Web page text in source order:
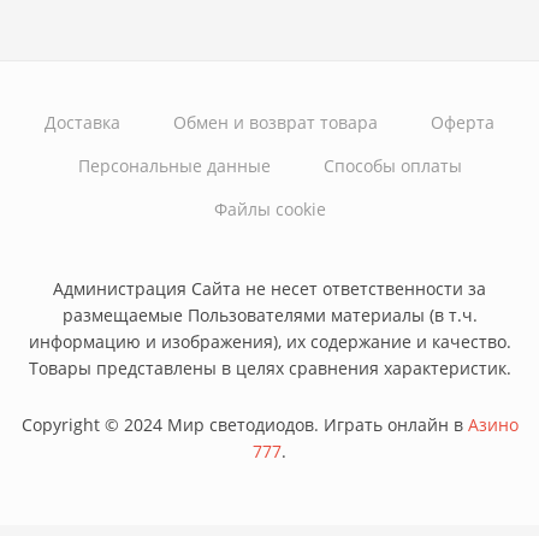
Доставка Обмен и возврат товара
Оферта
Персональные данные
Способы оплаты
Файлы cookie
Администрация Сайта не несет ответственности за
размещаемые Пользователями материалы (в т.ч.
информацию и изображения), их содержание и качество.
Товары представлены в целях сравнения характеристик.
Copyright © 2024 Мир светодиодов. Играть онлайн в Азино
777.